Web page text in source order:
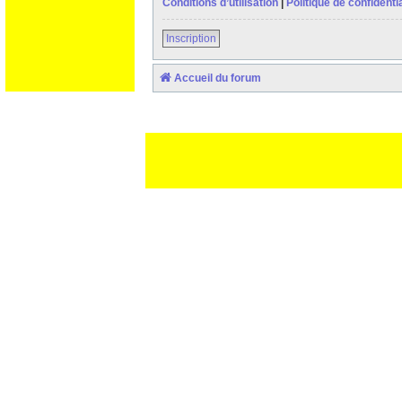
Conditions d’utilisation
Politique de
Inscription
Accueil du forum